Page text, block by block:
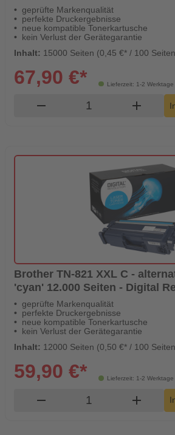
geprüfte Markenqualität
perfekte Druckergebnisse
neue kompatible Tonerkartusche
kein Verlust der Gerätegarantie
Inhalt: 15000 Seiten (0,45 €* / 100
Lieferzeit: 1-2 Werktage
67,90 €*
remove Produkt add
Brother TN-821 XXL C -
'cyan' 12.000 Seiten - Digital
geprüfte Markenqualität
perfekte Druckergebnisse
neue kompatible Tonerkartusche
kein Verlust der Gerätegarantie
Inhalt: 12000 Seiten (0,50 €* / 100
Lieferzeit: 1-2 Werktage
59,90 €*
remove Produkt add